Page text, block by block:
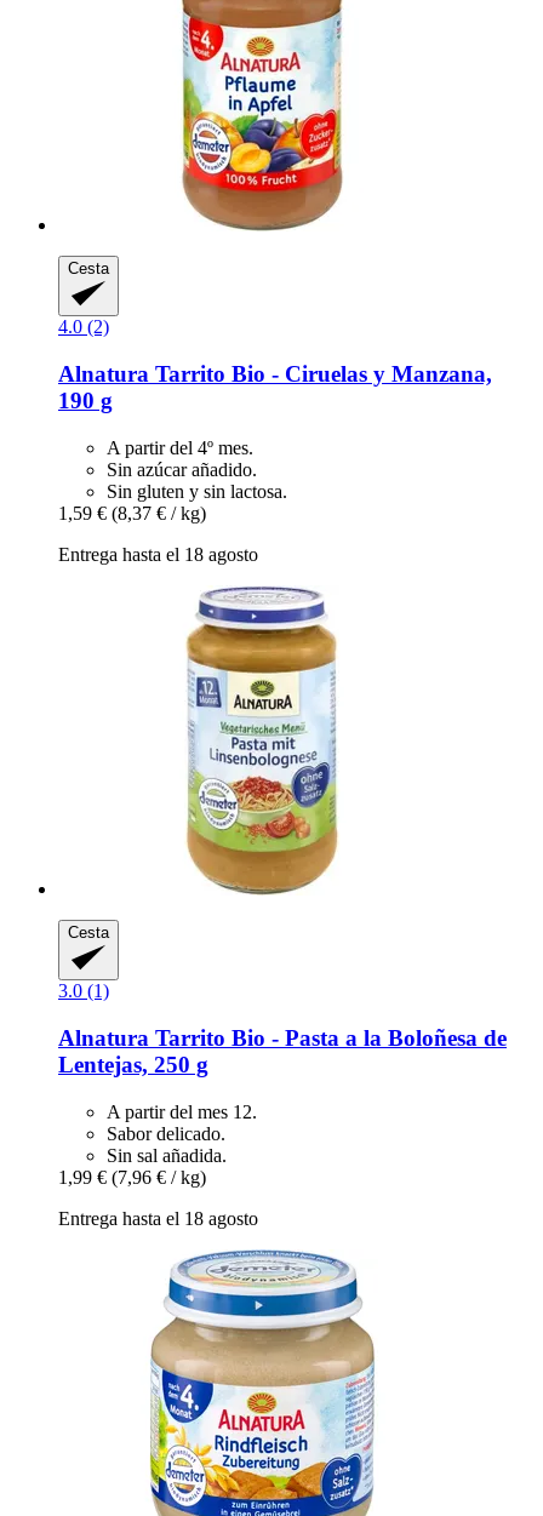
Cesta
4.0 (2)
Alnatura Tarrito Bio -​ Ciruelas y Manzana,
190 g
A partir del 4º mes.
Sin azúcar añadido.
Sin gluten y sin lactosa.
1,59 € (8,37 € / kg)
Entrega hasta el 18 agosto
Cesta
3.0 (1)
Alnatura Tarrito Bio -​ Pasta a la Boloñesa de
Lentejas, 250 g
A partir del mes 12.
Sabor delicado.
Sin sal añadida.
1,99 € (7,96 € / kg)
Entrega hasta el 18 agosto